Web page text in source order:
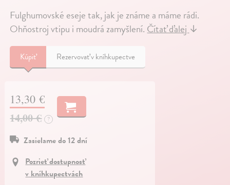
Fulghumovské eseje tak, jak je známe a máme rádi.
Ohňostroj vtipu i moudrá zamyšlení.Čítať ďalej↓
Kúpiť Rezervovať v kníhkupectve
13,30 €
14,00 € ?
Zasielame do 12 dní
Pozrieť dostupnosť
v kníhkupectvách